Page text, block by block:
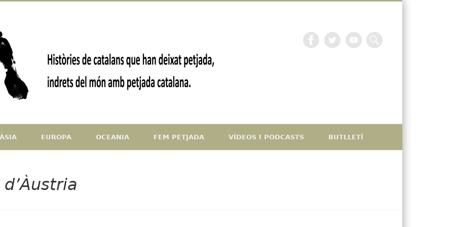
La petjada catalana
del món amb petjada catalana
ÀSIA EUROPA OCEANIA FEM PETJADA VÍDEOS I PODCASTS BUTLLETÍ